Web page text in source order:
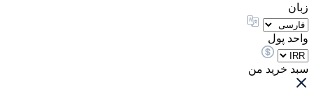
زبان
واحد پول
سبد خرید من